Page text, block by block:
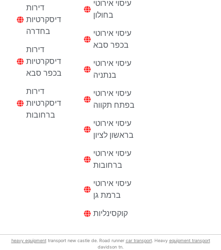
דירות
דיסקרטיות
בחדרה
דירות
דיסקרטיות
בכפר סבא
דירות
דיסקרטיות
ברחובות
עיסוי אירוטי
בחולון
עיסוי אירוטי
בכפר סבא
עיסוי אירוטי
בנתניה
עיסוי אירוטי
בפתח תקווה
עיסוי אירוטי
בראשון לציון
עיסוי אירוטי
ברחובות
עיסוי אירוטי
ברמת גן
קוקסינליות
heavy equipmenttransport new castle de. Road runner car transport. Heavy equipment transport
davidson tn.